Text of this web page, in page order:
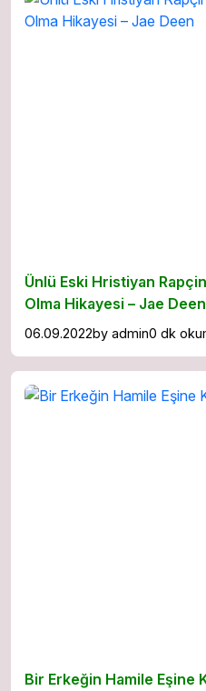
Ünlü Eski Hristiyan
Olma Hikayesi – Jae Deen
06.09.2022by admin0 dk
Bir Erkeğin Hamile Eşine